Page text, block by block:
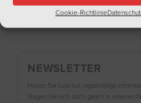
Cookie-Richtlinie
NEWSLETTER
Haben Sie Lust auf regelmäßige
Tragen Sie sich doch gleich in unseren